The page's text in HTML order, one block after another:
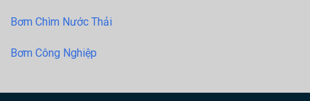
Bơm Chìm Nước Thải
Bơm Công Nghiệp